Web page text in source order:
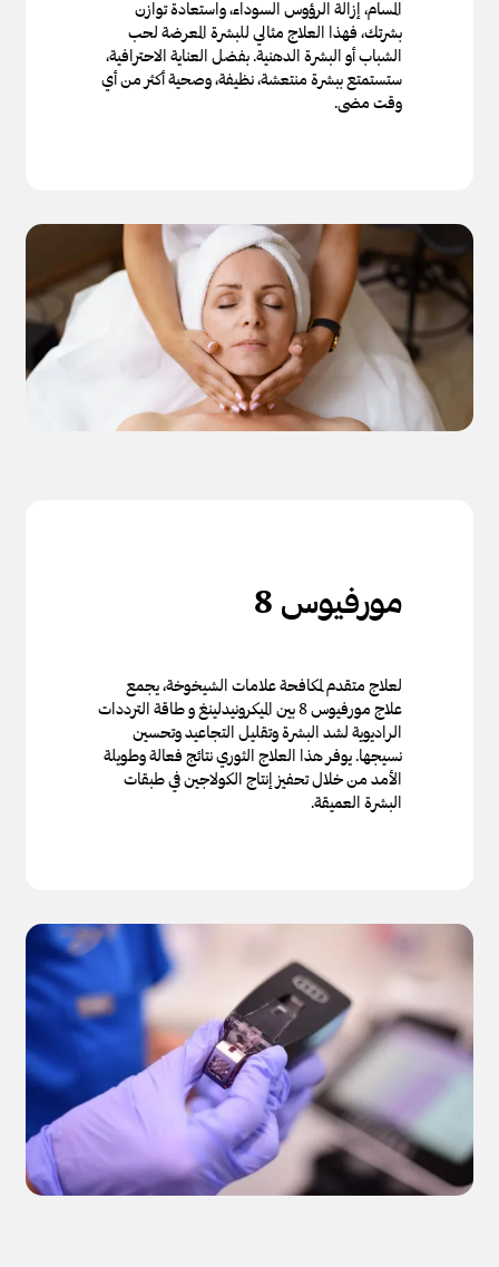
المسام، إزالة الرؤوس السوداء، واستعادة توازن
بشرتك، فهذا العلاج مثالي للبشرة المعرضة لحب
الشباب أو البشرة الدهنية. بفضل العناية الاحترافية،
ستستمتع ببشرة منتعشة، نظيفة، وصحية أكثر من أي
وقت مضى.
مورفيوس 8
لعلاج متقدم لمكافحة علامات الشيخوخة، يجمع
علاج مورفيوس 8 بين الميكرونيدلينغ و طاقة الترددات
الراديوية لشد البشرة وتقليل التجاعيد وتحسين
نسيجها. يوفر هذا العلاج الثوري نتائج فعالة وطويلة
الأمد من خلال تحفيز إنتاج الكولاجين في طبقات
البشرة العميقة.